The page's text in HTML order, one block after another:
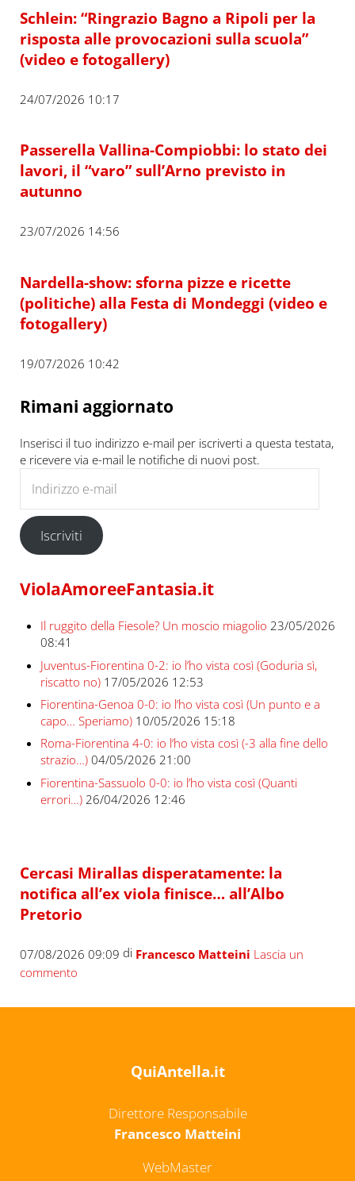
Schlein: “Ringrazio Bagno a Ripoli per la
risposta alle provocazioni sulla scuola”
(video e fotogallery)
24/07/2026 10:17
Passerella Vallina-Compiobbi: lo stato dei
lavori, il “varo” sull’Arno previsto in
autunno
23/07/2026 14:56
Nardella-show: sforna pizze e ricette
(politiche) alla Festa di Mondeggi (video e
fotogallery)
19/07/2026 10:42
Rimani aggiornato
Inserisci il tuo indirizzo e-mail per iscriverti a questa testata,
e ricevere via e-mail le notifiche di nuovi post.
Iscriviti
ViolaAmoreeFantasia.it
Il ruggito della Fiesole? Un moscio miagolio 23/05/2026
08:41
Juventus-Fiorentina 0-2: io l’ho vista così (Goduria sì,
riscatto no) 17/05/2026 12:53
Fiorentina-Genoa 0-0: io l’ho vista così (Un punto e a
capo… Speriamo) 10/05/2026 15:18
Roma-Fiorentina 4-0: io l’ho vista così (-3 alla fine dello
strazio…) 04/05/2026 21:00
Fiorentina-Sassuolo 0-0: io l’ho vista così (Quanti
errori…) 26/04/2026 12:46
Cercasi Mirallas disperatamente: la
notifica all’ex viola finisce… all’Albo
Pretorio
07/08/2026 09:09 di Francesco Matteini Lascia un
commento
QuiAntella.it
Direttore Responsabile
Francesco Matteini
WebMaster